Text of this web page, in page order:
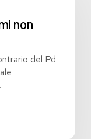
non
del Pd